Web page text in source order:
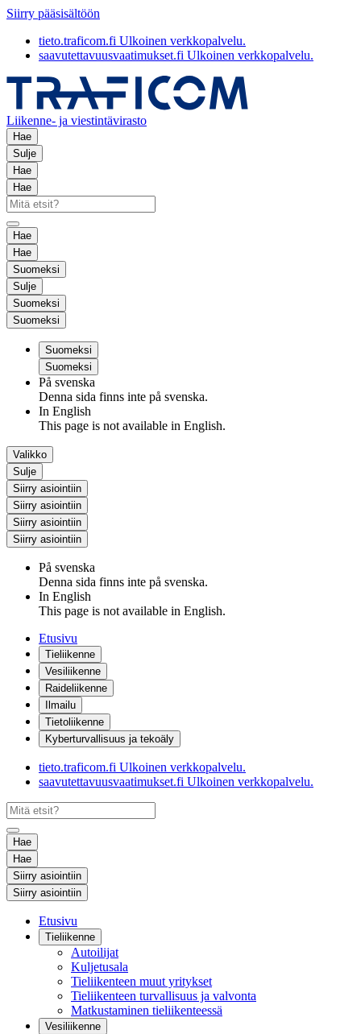
Siirry pääsisältöön
tieto.traficom.fi Ulkoinen verkkopalvelu.
saavutettavuusvaatimukset.fi Ulkoinen verkkopalvelu.
Liikenne- ja viestintävirasto
Hae
Sulje
Hae
Hae
Hae
Hae
Suomeksi
Sulje
Suomeksi
Suomeksi
Suomeksi
Suomeksi
På svenska
Denna sida finns inte på svenska.
In English
This page is not available in English.
Valikko
Sulje
Siirry asiointiin
Siirry asiointiin
Siirry asiointiin
Siirry asiointiin
På svenska
Denna sida finns inte på svenska.
In English
This page is not available in English.
Etusivu
Tieliikenne
Vesiliikenne
Raideliikenne
Ilmailu
Tietoliikenne
Kyberturvallisuus ja tekoäly
tieto.traficom.fi Ulkoinen verkkopalvelu.
saavutettavuusvaatimukset.fi Ulkoinen verkkopalvelu.
Hae
Hae
Siirry asiointiin
Siirry asiointiin
Etusivu
Tieliikenne
Autoilijat
Kuljetusala
Tieliikenteen muut yritykset
Tieliikenteen turvallisuus ja valvonta
Matkustaminen tieliikenteessä
Vesiliikenne